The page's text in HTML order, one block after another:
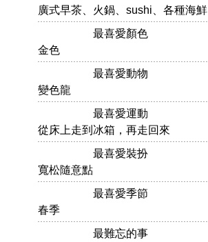
廣式早茶、火鍋、sushi、各種海鮮
最喜愛顏色
金色
最喜愛動物
變色龍
最喜愛運動
從床上走到冰箱，再走回來
最喜愛裝扮
寬松隨意點
最喜愛季節
春季
最難忘的事